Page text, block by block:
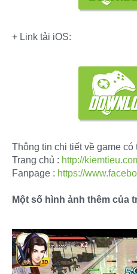
+ Link tải iOS:
Thông tin chi tiết về game có
Trang chủ : http://
Fanpage : https://
Một số hình ảnh thêm của